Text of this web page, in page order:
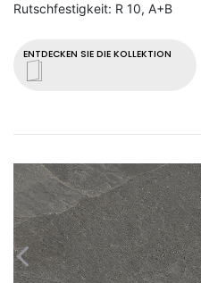
ENTDECKEN SIE DIE KOLLEKTION
Rutschfestigkeit: R 10, A+B